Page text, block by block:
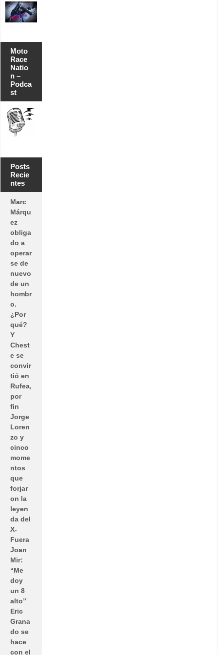
Moto
Race
Natio
n –
Podca
st
Posts
Recie
ntes
Marc
Márqu
ez
obliga
do a
operar
se de
nuevo
de un
hombr
o.
¿Por
qué?
Y
Chest
e se
convir
tió en
Rufea,
por
fin
Jorge
Loren
zo y
cinco
mome
ntos
que
forjar
on la
leyen
da del
X-
Fuera
Joan
Mir:
“Me
doy
un 8
alto”
Eric
Grana
do se
hace
con el